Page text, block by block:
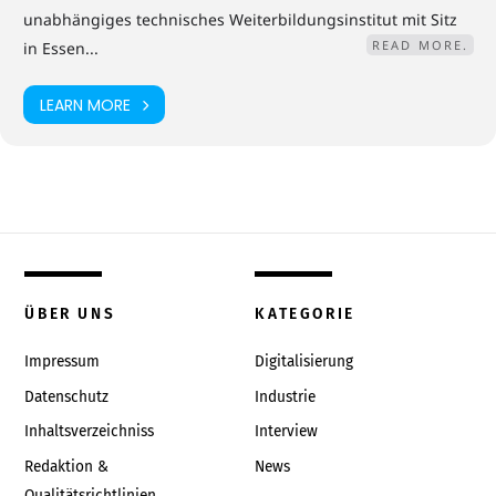
Konzernen und mittelständischen Unternehmen tätig und verfügt
über 30 Jahre Erfahrung im Bereich Software- und IT-Lösungen für
Unternehmen.
KONDITIONEN
unabhängiges technisches Weiterbildungsinstitut mit Sitz
in Essen...
READ MORE.
LEARN MORE
ÜBER UNS
Impressum
Datenschutz
Inhaltsverzeichniss
Redaktion &
KATEGORIE
Digitalisierung
Industrie
Interview
News